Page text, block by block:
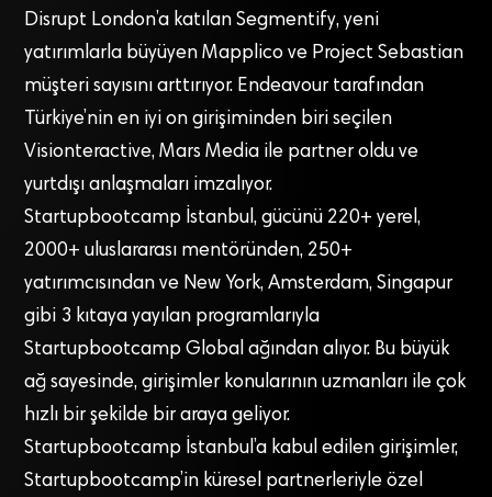
Disrupt London’a katılan Segmentify, yeni
yatırımlarla büyüyen Mapplico ve Project Sebastian
müşteri sayısını arttırıyor. Endeavour tarafından
Türkiye’nin en iyi on girişiminden biri seçilen
Visionteractive, Mars Media ile partner oldu ve
yurtdışı anlaşmaları imzalıyor.
Startupbootcamp İstanbul, gücünü 220+ yerel,
2000+ uluslararası mentöründen, 250+
yatırımcısından ve New York, Amsterdam, Singapur
gibi 3 kıtaya yayılan programlarıyla
Startupbootcamp Global ağından alıyor. Bu büyük
ağ sayesinde, girişimler konularının uzmanları ile çok
hızlı bir şekilde bir araya geliyor.
Startupbootcamp İstanbul’a kabul edilen girişimler,
Startupbootcamp’in küresel partnerleriyle özel